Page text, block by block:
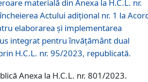
materială din Anexa la H.C.L. nr.
Actului adițional nr. 1 la
elaborarea și implementarea
integrat pentru învățământ dual
H.C.L. nr. 95/2023, republicată.
Anexa la H.C.L. nr. 801/2023.